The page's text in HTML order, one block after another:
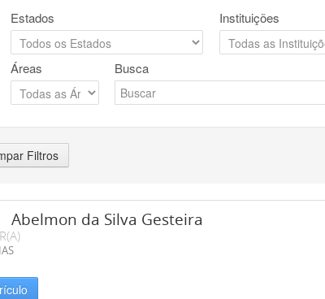
Estados Instituições
Áreas Busca
Filtros
Abelmon da Silva Gesteira